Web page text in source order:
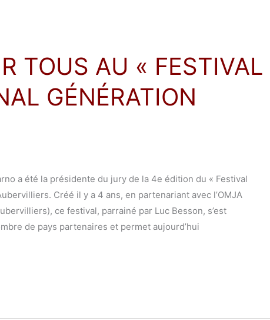
TOUS AU « FESTIVAL
GÉNÉRATION
a été la présidente du jury de la 4e édition du « Festival
Créé il y a 4 ans, en partenariant avec l’OMJA
ce festival, parrainé par Luc Besson, s’est
de pays partenaires et permet aujourd’hui